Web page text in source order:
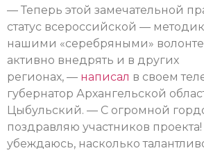
— Теперь этой замечательной
статус всероссийской —
нашими «серебряными»
активно внедрять и в других
регионах, — написал в своем
губернатор Архангельской
Цыбульский. — С огромной
поздравляю участников
убеждаюсь, насколько